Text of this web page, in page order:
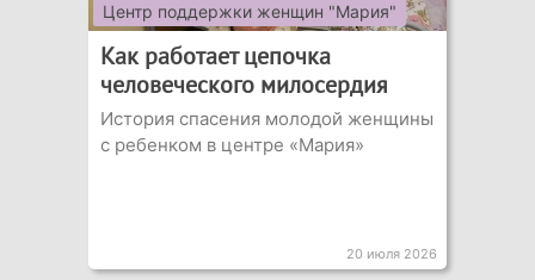
Центр поддержки женщин "Мария"
Как работает цепочка
человеческого милосердия
История спасения молодой женщины
с ребенком в центре «Мария»
20 июля 2026